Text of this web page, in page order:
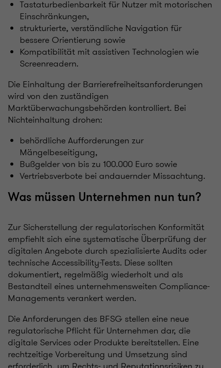
Tastaturbedienbarkeit für Nutzer mit motorischen
Einschränkungen,
strukturierte, verständliche Navigation für
bessere Orientierung sowie
Kompatibilität mit assistiven Technologien wie
Screenreadern.
Die Einhaltung der Barrierefreiheitsanforderungen
wird von den zuständigen
Marktüberwachungsbehörden kontrolliert. Bei
Nichteinhaltung drohen:
behördliche Aufforderungen zur
Mängelbeseitigung,
Bußgelder von bis zu 100.000 Euro sowie
Vertriebsverbote bei andauernder Missachtung.
Was müssen Unternehmen nun tun?
Zur Sicherstellung der regulatorischen Konformität
empfiehlt sich eine systematische Überprüfung der
digitalen Angebote durch spezialisierte Audits oder
technische Accessibility-Tests. Diese sollten
dokumentiert, regelmäßig wiederholt und als
Bestandteil eines unternehmensweiten Compliance-
Managements verankert werden.
Die Anforderungen des BFSG stellen eine neue
regulatorische Pflicht für Unternehmen dar, die
digitale Services oder Produkte bereitstellen. Eine
rechtzeitige Vorbereitung und Umsetzung sind